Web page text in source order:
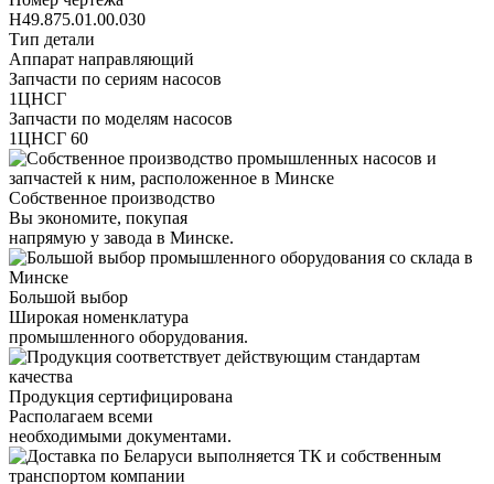
Н49.875.01.00.030
Тип детали
Аппарат направляющий
Запчасти по сериям насосов
1ЦНСГ
Запчасти по моделям насосов
1ЦНСГ 60
Собственное производство
Вы экономите, покупая
напрямую у завода в Минске.
Большой выбор
Широкая номенклатура
промышленного оборудования.
Продукция сертифицирована
Располагаем всеми
необходимыми документами.